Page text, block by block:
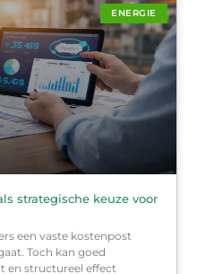
ENERGIE
strategische keuze voor
een vaste kostenpost
Toch kan goed
en structureel effect